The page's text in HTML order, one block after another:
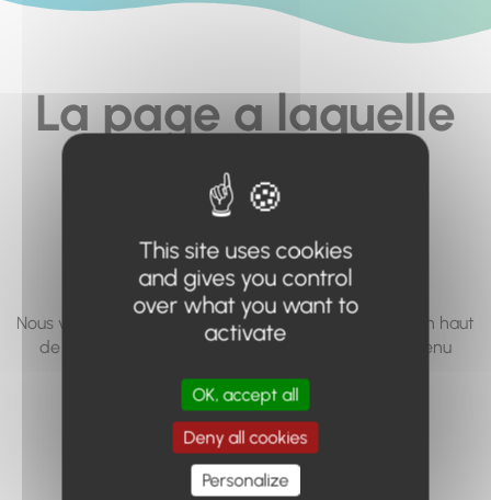
La page a laquelle
vous cherchez à
accéder n'existe
pas... ou plus.
Nous vous invitons à utiliser le moteur de recherche en haut
de page, ou à utiliser le menu pour trouver le contenu
Retour à l'accueil
This site uses cookies
and gives you control
over what you want to
activate
OK, accept all
Deny all cookies
Personalize